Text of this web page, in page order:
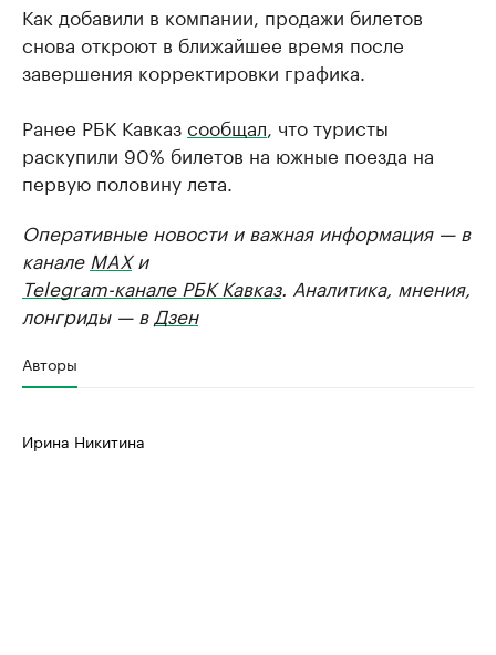
Как добавили в компании, продажи билетов
снова откроют в ближайшее время после
завершения корректировки графика.
Ранее РБК Кавказсообщал , что туристы
раскупили 90% билетов на южные поезда на
первую половину лета.
Оперативные новости и важная информация — в
канале MAXи
Telegram-канале РБК Кавказ. Аналитика, мнения,
лонгриды — в Дзен
Авторы
Ирина Никитина